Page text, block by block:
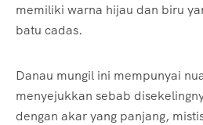
memiliki warna hijau dan biru
batu cadas.
Danau mungil ini mempunyai
menyejukkan sebab
dengan akar yang panjang,